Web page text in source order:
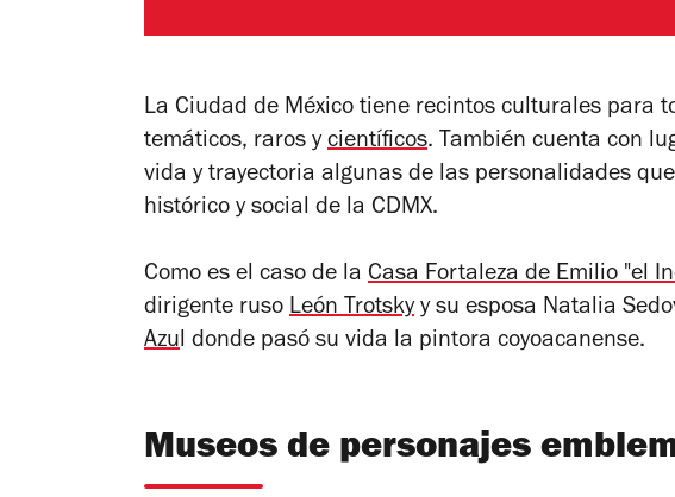
La Ciudad de México tiene recintos culturales para
temáticos, raros y científicos. También cuenta con
vida y trayectoria algunas de las personalidades
histórico y social de la CDMX.
Como es el caso de la Casa Fortaleza de Emilio "el
dirigente ruso León Trotskyy su esposa Natalia
Azul donde pasó su vida la pintora coyoacanense.
Museos de personajes